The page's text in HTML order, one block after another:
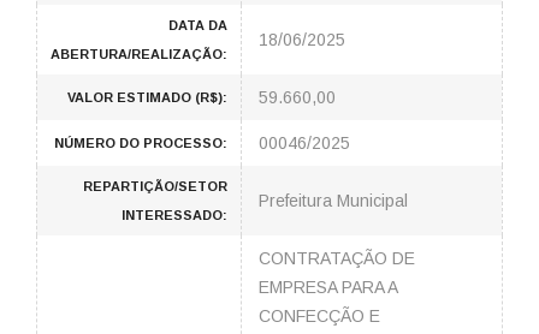
DATA DA
ABERTURA/REALIZAÇÃO:
18/06/2025
VALOR ESTIMADO (R$): 59.660,00
NÚMERO DO PROCESSO: 00046/2025
REPARTIÇÃO/SETOR
INTERESSADO:
Prefeitura Municipal
CONTRATAÇÃO DE
EMPRESA PARA A
CONFECÇÃO E